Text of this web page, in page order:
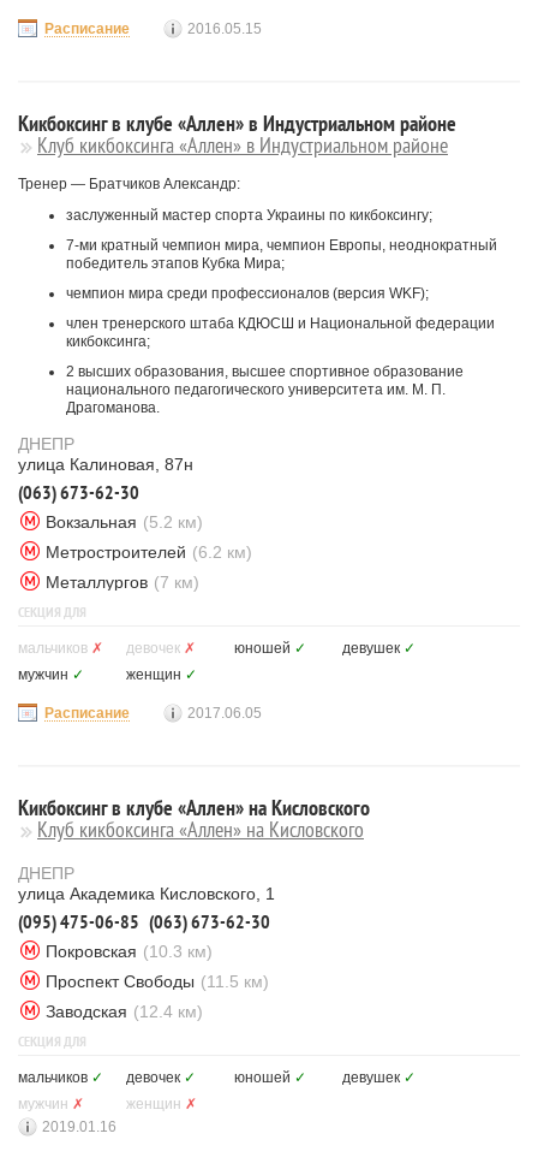
Расписание 2016.05.15
Кикбоксинг в клубе «Аллен» в Индустриальном районе
Клуб кикбоксинга «Аллен» в Индустриальном районе
Тренер — Братчиков Александр:
заслуженный мастер спорта Украины по кикбоксингу;
7-ми кратный чемпион мира, чемпион Европы, неоднократный
победитель этапов Кубка Мира;
чемпион мира среди профессионалов (версия WKF);
член тренерского штаба КДЮСШ и Национальной федерации
кикбоксинга;
2 высших образования, высшее спортивное образование
национального педагогического университета им. М. П.
Драгоманова.
ДНЕПР
улица Калиновая, 87н
(063) 673-62-30
Вокзальная (5.2 км)
Метростроителей (6.2 км)
Металлургов (7 км)
СЕКЦИЯ ДЛЯ
мальчиков ✗ девочек ✗ юношей ✓ девушек ✓
мужчин ✓ женщин ✓
Расписание 2017.06.05
Кикбоксинг в клубе «Аллен» на Кисловского
Клуб кикбоксинга «Аллен» на Кисловского
ДНЕПР
улица Академика Кисловского, 1
(095) 475-06-85 (063) 673-62-30
Покровская (10.3 км)
Проспект Свободы (11.5 км)
Заводская (12.4 км)
СЕКЦИЯ ДЛЯ
мальчиков ✓ девочек ✓ юношей ✓ девушек ✓
мужчин ✗ женщин ✗
2019.01.16